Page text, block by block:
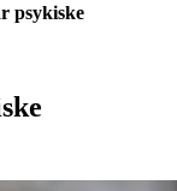
psykiske